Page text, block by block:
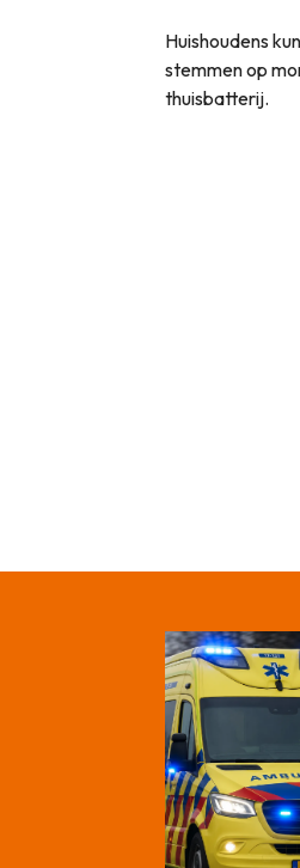
Huishoudens
stemmen op
thuisbatterij.